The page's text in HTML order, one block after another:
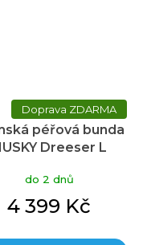
ZDARMA
péřová bunda
Dreeser L
do 2 dnů
4 399 Kč